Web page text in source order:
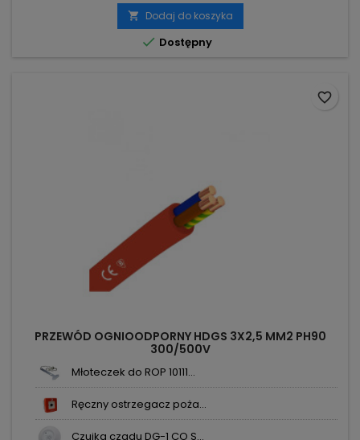
 Dodaj do koszyka
 Dostępny
PRZEWÓD OGNIOODPORNY HDGS 3X2,5 MM2 PH90
300/500V
Młoteczek do ROP 10111...
Ręczny ostrzegacz poża...
Czujka czadu DG-1 CO S...
favorite_border